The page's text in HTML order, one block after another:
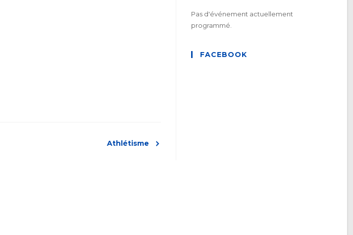
Athlétisme
Pas d'événement actuellement
programmé.
FACEBOOK